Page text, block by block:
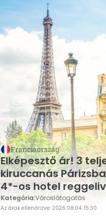
Franciaország
Elképesztő ár! 3
kiruccanás
4*-os hotel
Kategória:Városlátogatás
Az árak ellenőrizve: 2026.08.04. 15:30